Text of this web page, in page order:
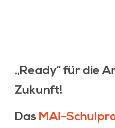
„Ready“ für die
Zukunft!
Das MAI-